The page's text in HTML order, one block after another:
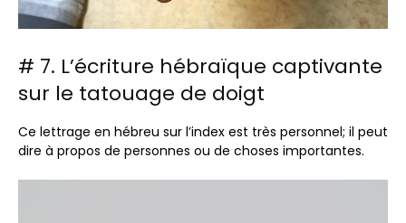
# 7. L’écriture hébraïque captivante
sur le tatouage de doigt
Ce lettrage en hébreu sur l’index est très personnel; il peut
dire à propos de personnes ou de choses importantes.